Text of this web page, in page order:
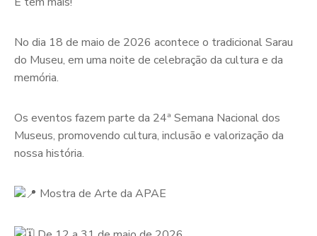
No dia 18 de maio de 2026 acontece o tradicional Sarau
do Museu, em uma noite de celebração da cultura e da
memória.
Os eventos fazem parte da 24ª Semana Nacional dos
Museus, promovendo cultura, inclusão e valorização da
nossa história.
Mostra de Arte da APAE